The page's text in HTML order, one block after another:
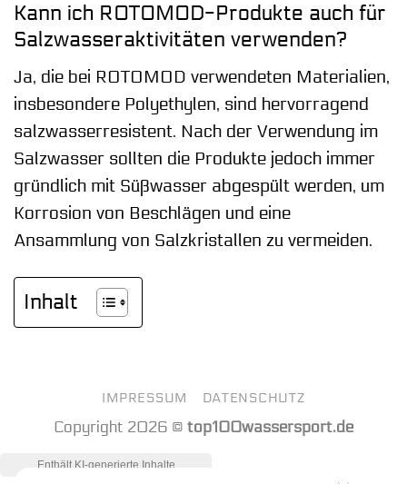
Kann ich ROTOMOD-Produkte auch für
Salzwasseraktivitäten verwenden?
Ja, die bei ROTOMOD verwendeten Materialien,
insbesondere Polyethylen, sind hervorragend
salzwasserresistent. Nach der Verwendung im
Salzwasser sollten die Produkte jedoch immer
gründlich mit Süßwasser abgespült werden, um
Korrosion von Beschlägen und eine
Ansammlung von Salzkristallen zu vermeiden.
Inhalt
IMPRESSUM DATENSCHUTZ
Copyright 2026 © top100wassersport.de